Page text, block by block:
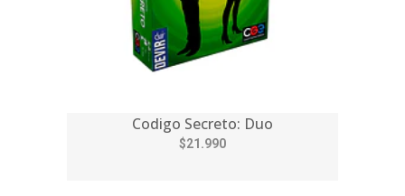
Codigo Secreto: Duo
$21.990